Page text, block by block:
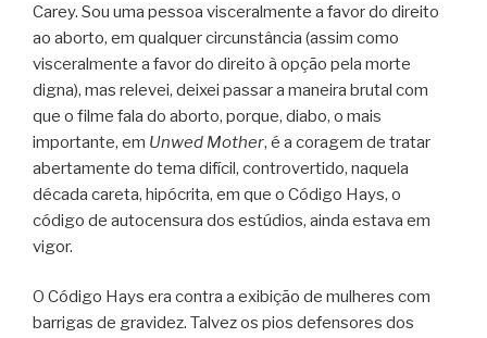
Carey. Sou uma pessoa visceralmente a favor do direito
ao aborto, em qualquer circunstância (assim como
visceralmente a favor do direito à opção pela morte
digna), mas relevei, deixei passar a maneira brutal com
que o filme fala do aborto, porque, diabo, o mais
importante, em Unwed Mother, é a coragem de tratar
abertamente do tema difícil, controvertido, naquela
década careta, hipócrita, em que o Código Hays, o
código de autocensura dos estúdios, ainda estava em
vigor.
O Código Hays era contra a exibição de mulheres com
barrigas de gravidez. Talvez os pios defensores dos